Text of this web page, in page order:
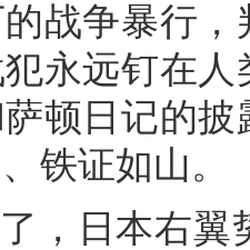
战争暴行
永远钉在
顿日记的
铁证如山。
，日本右